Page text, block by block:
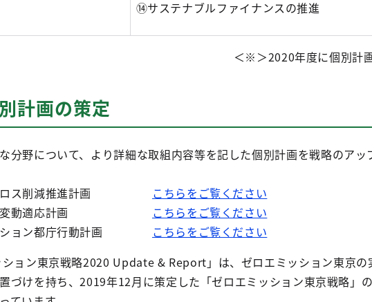
⑭サステナブルファイナンスの推進
＜※＞2020年度に個別計
計画の策定
分野について、より詳細な取組内容等を記した個別計画を戦略のアッ
ロス削減推進計画 こちらをご覧ください
候変動適応計画 こちらをご覧ください
ション都庁行動計画 こちらをご覧ください
ョン東京戦略2020 Update & Report」は、ゼロエミッション東京の
づけを持ち、2019年12月に策定した「ゼロエミッション東京戦略」